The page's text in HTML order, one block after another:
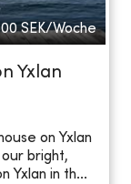
SEK/Woche
Yxlan
on Yxlan
bright,
Yxlan in th...